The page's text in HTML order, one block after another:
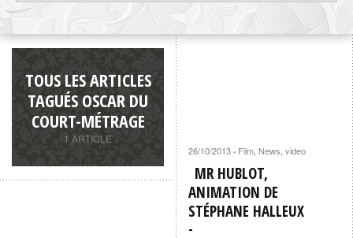
TOUS LES ARTICLES
TAGUÉS OSCAR DU
COURT-MÉTRAGE
1 ARTICLE
26/10/2013 · Film, News, video
MR HUBLOT,
ANIMATION DE
STÉPHANE HALLEUX